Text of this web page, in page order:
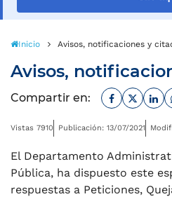
Inicio Avisos, notificaciones y
Avisos,
Compartir en: Facebook
Vistas 7910 Publicación: 13/07/2021
El Departamento
Pública, ha dispuesto este
respuestas a Peticiones,